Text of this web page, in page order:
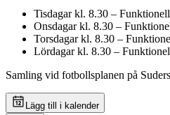
Tisdagar kl. 8.30 –
Onsdagar kl. 8.30 –
Torsdagar kl. 8.30 –
Lördagar kl. 8.30 –
Samling vid fotbollsplanen på
Lägg till i kalender